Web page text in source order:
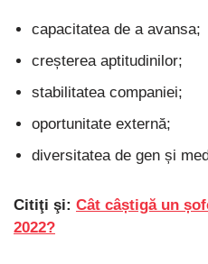
capacitatea de a avansa;
creșterea aptitudinilor;
stabilitatea companiei;
oportunitate externă;
diversitatea de gen și
Citiţi şi: Cât câștigă un
2022?